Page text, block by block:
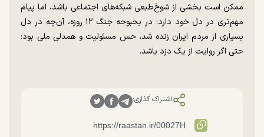
ممکن است بخشی از شوخ‌طبعی شبکه‌های اجتماعی باشد، اما پیام
مهم‌تری در دل خود دارد: در بحبوحه جنگ ۱۲ روزه، آن‌چه در دل
بسیاری از مردم ایران زنده شد، حس مسئولیت و همدلی ملی بود؛
حتی اگر روایت از یک دزد باشد.
اشتراک گذاری: